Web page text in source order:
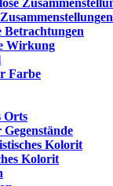
Betrachtungen
Wirkung
Farbe
Orts
Kolorit
Kolorit